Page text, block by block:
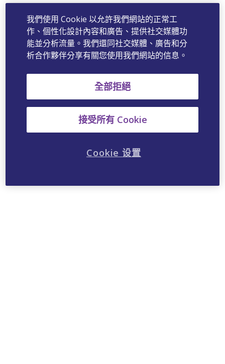
我們使用 Cookie 以允許我們網站的正常工
作、個性化設計內容和廣告、提供社交媒體功
能並分析流量。我們還同社交媒體、廣告和分
析合作夥伴分享有關您使用我們網站的信息。
全部拒絕
接受所有 Cookie
Cookie 设置